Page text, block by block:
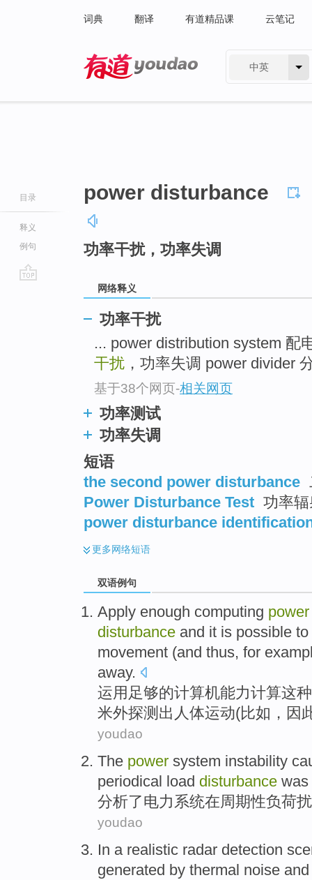
词典 翻译 有道精品课 云笔记
中英
目录
释义
例句
power disturbance
功率干扰，功率失调
网络释义
功率干扰
... power distribution system 配
干扰 ，功率失调 power divider
基于38个网页-相关网页
功率测试
功率失调
短语
the second power disturbance
Power Disturbance Test 功率
power disturbance
更多网络短语
双语例句
Apply enough computing power
disturbance and it is possible to
movement (and thus, for
away.
运用 足够的计算机能力计算这种
米外探测 出 人体运动(比如 ， 因
youdao
The power system instability
periodical load disturbance was
分析了电力 系统在周期性负荷
youdao
In a realistic radar detection
generated by thermal noise